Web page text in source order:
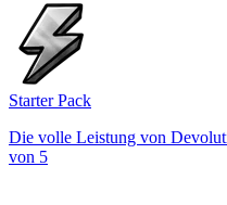
Starter Pack
Die volle Leistung von
von 5